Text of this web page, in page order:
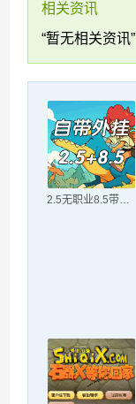
相关资讯
“暂无相关资讯”